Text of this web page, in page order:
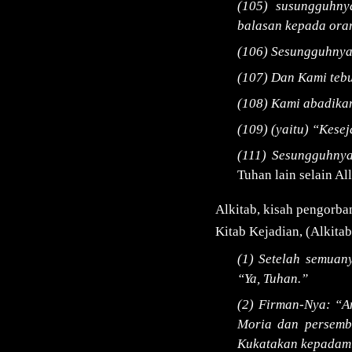
(105)
balasan kepada
(106)
(107) Dan Kami
(108) Kami
(109) (yaitu)
(111)
Tuhan lain selain
Alkitab, kisah
Kitab Kejadian,
(1) Setelah
“Ya, Tuhan.”
(2) Firman-Nya:
Moria dan
Kukatakan